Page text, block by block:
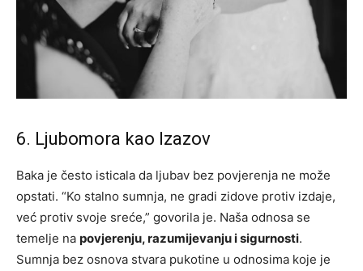
6. Ljubomora kao Izazov
Baka je često isticala da ljubav bez povjerenja ne može
opstati. “Ko stalno sumnja, ne gradi zidove protiv izdaje,
već protiv svoje sreće,” govorila je. Naša odnosa se
temelje na povjerenju, razumijevanju i sigurnosti.
Sumnja bez osnova stvara pukotine u odnosima koje je